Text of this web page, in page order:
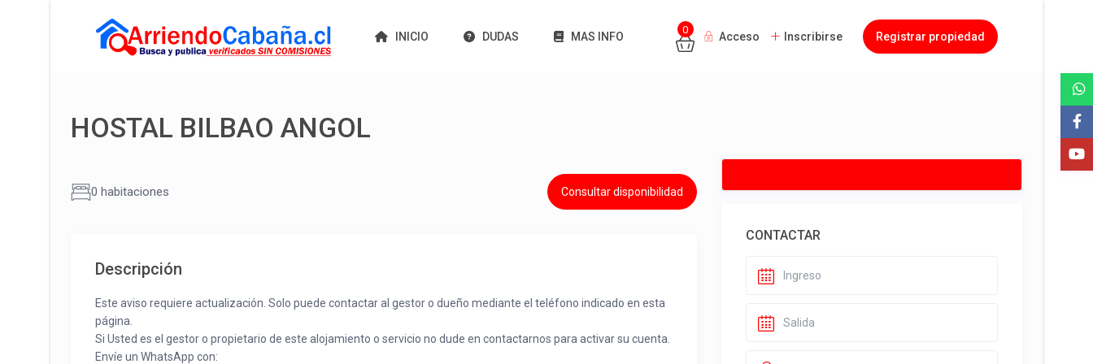
INICIO DUDAS MAS INFO
0
Acceso Inscribirse Registrar propiedad
HOSTAL BILBAO ANGOL
0 habitaciones Consultar disponibilidad
Descripción
Este aviso requiere actualización. Solo puede contactar al gestor o dueño mediante el teléfono indicado en esta
página.
Si Usted es el gestor o propietario de este alojamiento o servicio no dude en contactarnos para activar su cuenta.
Envíe un WhatsApp con:
CONTACTAR